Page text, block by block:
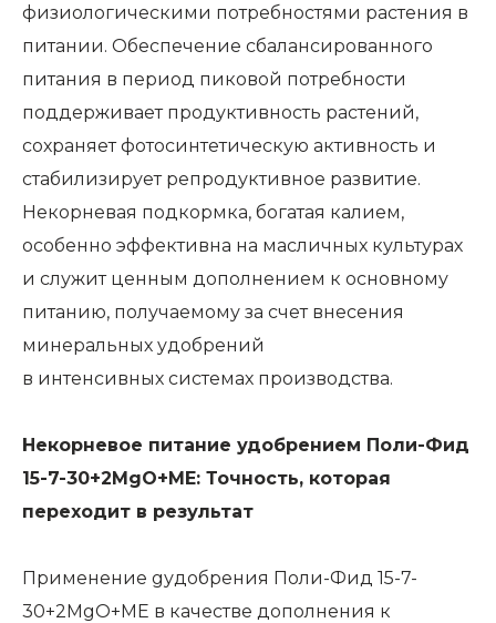
физиологическими потребностями растения в
питании. Обеспечение сбалансированного
питания в период пиковой потребности
поддерживает продуктивность растений,
сохраняет фотосинтетическую активность и
стабилизирует репродуктивное развитие.
Некорневая подкормка, богатая калием,
особенно эффективна на масличных культурах
и служит ценным дополнением к основному
питанию, получаемому за счет внесения
минеральных удобрений
в интенсивных системах производства.
Некорневое питание удобрением Поли-Фид
15-7-30+2MgO+ME: Точность, которая
переходит в результат
Применение gудобрения Поли-Фид 15-7-
30+2MgO+ME в качестве дополнения к